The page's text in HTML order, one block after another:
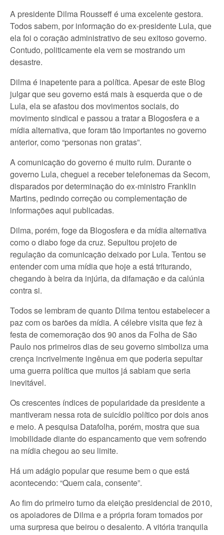
A presidente Dilma Rousseff é uma excelente gestora.
Todos sabem, por informação do ex-presidente Lula, que
ela foi o coração administrativo de seu exitoso governo.
Contudo, politicamente ela vem se mostrando um
desastre.
Dilma é inapetente para a política. Apesar de este Blog
julgar que seu governo está mais à esquerda que o de
Lula, ela se afastou dos movimentos sociais, do
movimento sindical e passou a tratar a Blogosfera e a
mídia alternativa, que foram tão importantes no governo
anterior, como “personas non gratas”.
A comunicação do governo é muito ruim. Durante o
governo Lula, cheguei a receber telefonemas da Secom,
disparados por determinação do ex-ministro Franklin
Martins, pedindo correção ou complementação de
informações aqui publicadas.
Dilma, porém, foge da Blogosfera e da mídia alternativa
como o diabo foge da cruz. Sepultou projeto de
regulação da comunicação deixado por Lula. Tentou se
entender com uma mídia que hoje a está triturando,
chegando à beira da injúria, da difamação e da calúnia
contra si.
Todos se lembram de quanto Dilma tentou estabelecer a
paz com os barões da mídia. A célebre visita que fez à
festa de comemoração dos 90 anos da Folha de São
Paulo nos primeiros dias de seu governo simboliza uma
crença incrivelmente ingênua em que poderia sepultar
uma guerra política que muitos já sabiam que seria
inevitável.
Os crescentes índices de popularidade da presidente a
mantiveram nessa rota de suicídio político por dois anos
e meio. A pesquisa Datafolha, porém, mostra que sua
imobilidade diante do espancamento que vem sofrendo
na mídia chegou ao seu limite.
Há um adágio popular que resume bem o que está
acontecendo: “Quem cala, consente”.
Ao fim do primeiro turno da eleição presidencial de 2010,
os apoiadores de Dilma e a própria foram tomados por
uma surpresa que beirou o desalento. A vitória tranquila